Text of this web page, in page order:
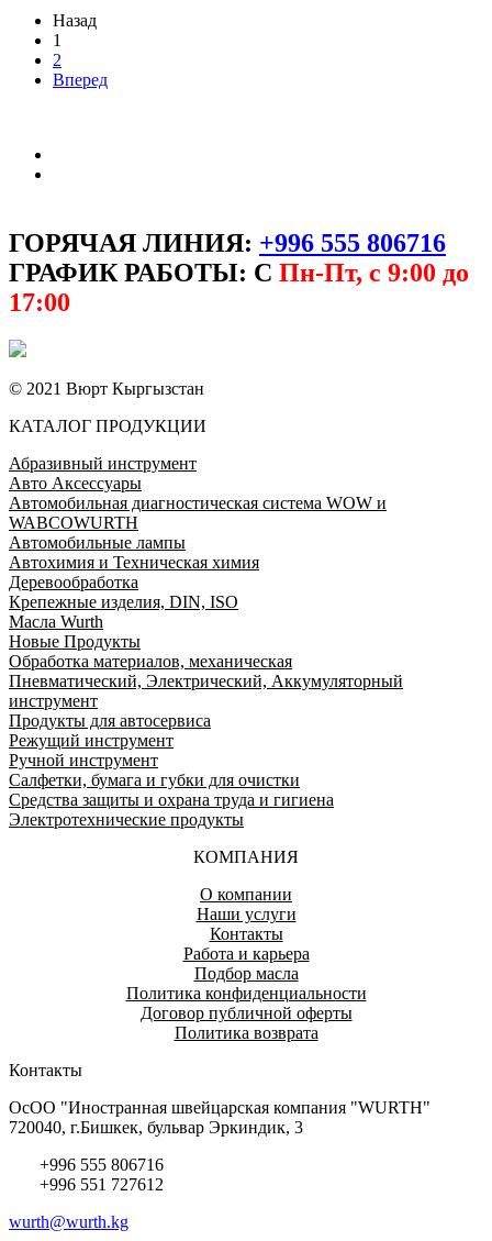
Назад
1
2
Вперед
ГОРЯЧАЯ ЛИНИЯ: +996 555 806716
ГРАФИК РАБОТЫ: С Пн-Пт, с 9:00 до
17:00
© 2021 Вюрт Кыргызстан
КАТАЛОГ ПРОДУКЦИИ
Абразивный инструмент
Авто Аксессуары
Автомобильная диагностическая система WOW и
WABCOWURTH
Автомобильные лампы
Автохимия и Техническая химия
Деревообработка
Крепежные изделия, DIN, ISO
Масла Wurth
Новые Продукты
Обработка материалов, механическая
Пневматический, Электрический, Аккумуляторный
инструмент
Продукты для автосервиса
Режущий инструмент
Ручной инструмент
Салфетки, бумага и губки для очистки
Средства защиты и охрана труда и гигиена
Электротехнические продукты
КОМПАНИЯ
О компании
Наши услуги
Контакты
Работа и карьера
Подбор масла
Политика конфиденциальности
Договор публичной оферты
Политика возврата
Контакты
ОсОО "Иностранная швейцарская компания "WURTH"
720040, г.Бишкек, бульвар Эркиндик, 3
+996 555 806716
+996 551 727612
wurth@wurth.kg